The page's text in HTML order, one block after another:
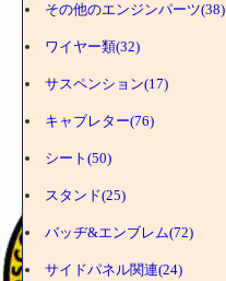
その他のエンジンパーツ(38)
ワイヤー類(32)
サスペンション(17)
キャブレター(76)
シート(50)
スタンド(25)
バッヂ&エンブレム(72)
サイドパネル関連(24)